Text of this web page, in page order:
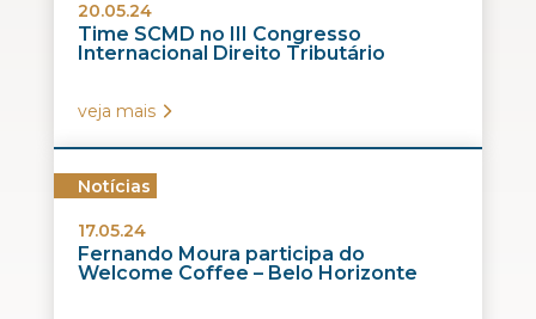
20.05.24
Time SCMD no III Congresso
Internacional Direito Tributário
veja mais
Notícias
17.05.24
Fernando Moura participa do
Welcome Coffee – Belo Horizonte